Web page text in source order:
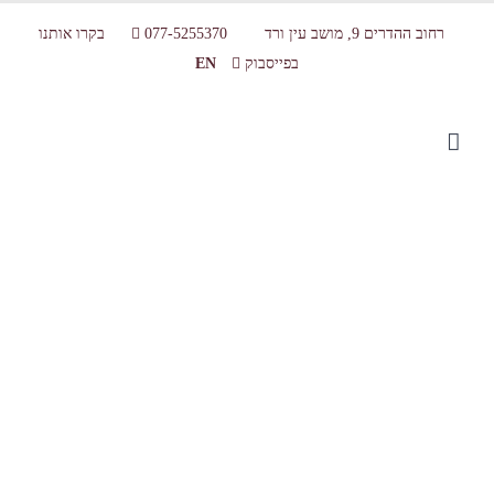
רחוב ההדרים 9, מושב עין ורד 077-5255370
בקרו אותנו
בפייסבוק
EN